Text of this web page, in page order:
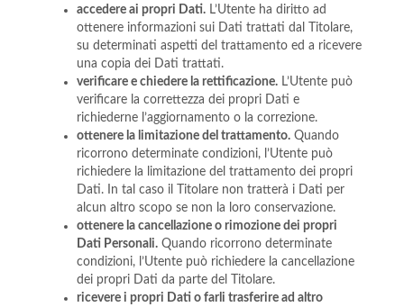
accedere ai propri Dati.L’Utente ha diritto ad
ottenere informazioni sui Dati trattati dal Titolare,
su determinati aspetti del trattamento ed a ricevere
una copia dei Dati trattati.
verificare e chiedere la rettificazione.L’Utente può
verificare la correttezza dei propri Dati e
richiederne l’aggiornamento o la correzione.
ottenere la limitazione del trattamento.Quando
ricorrono determinate condizioni, l’Utente può
richiedere la limitazione del trattamento dei propri
Dati. In tal caso il Titolare non tratterà i Dati per
alcun altro scopo se non la loro conservazione.
ottenere la cancellazione o rimozione dei propri
Dati Personali.Quando ricorrono determinate
condizioni, l’Utente può richiedere la cancellazione
dei propri Dati da parte del Titolare.
ricevere i propri Dati o farli trasferire ad altro